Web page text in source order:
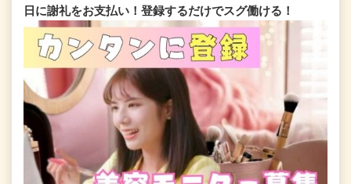
日に謝礼をお支払い！登録するだけでスグ働ける！